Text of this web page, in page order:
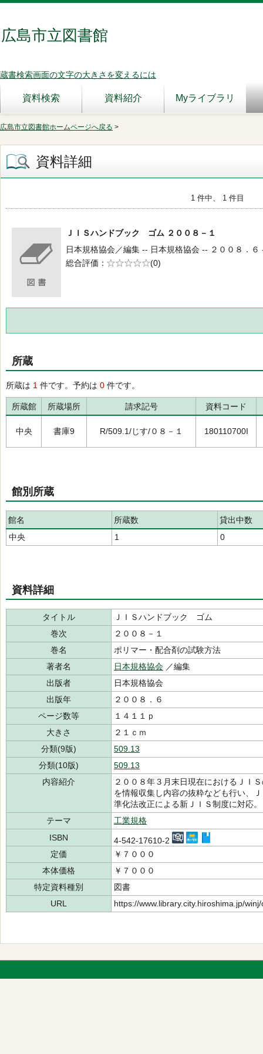
広島市立図書館
蔵書検索画面の文字の大きさを変えるには
資料検索 資料紹介 Myライブラリ
広島市立図書館ホームページへ戻る >
資料詳細
1 件中、 1 件目
ＪＩＳハンドブック ゴム ２００８－１
日本規格協会／編集 -- 日本規格協会 -- ２００８．６
総合評価
5段階評価
(0)
所蔵
所蔵は 1 件です。予約は 0 件です。
所蔵館 所蔵場所 請求記号 資料コード
中央 書庫9 R/509.1/じす/０８－１ 180110700I
館別所蔵
館名 所蔵数
貸出中数
中央
1 0
資料詳細
タイトル
ＪＩＳハンドブック ゴム
巻次
２００８－１
巻名
ポリマー・配合剤の試験方法
著者名
日本規格協会 ／編集
出版者
日本規格協会
出版年
２００８．６
ページ数等
１４１１ｐ
大きさ
２１ｃｍ
分類(9版)
509.13
分類(10版)
509.13
内容紹介
２００８年３月末日現在におけるＪＩ
を情報収集し内容の抜粋なども行い、
準化法改正による新ＪＩＳ制度に対応。
テーマ
工業規格
ISBN
4-542-17610-2
定価
￥７０００
本体価格
￥７０００
特定資料種別
図書
URL
https://www.library.city.hiroshima.jp/